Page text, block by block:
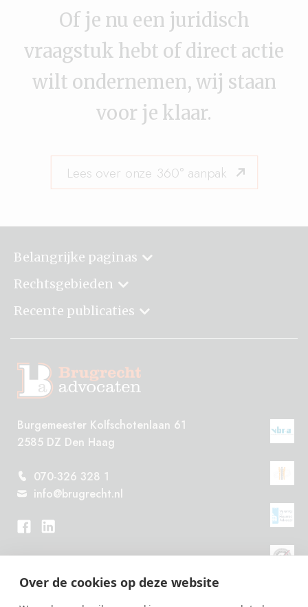
Over de cookies op deze website
Of je nu een juridisch
vraagstuk hebt of direct actie
wilt ondernemen, wij staan
voor je klaar.
Lees over onze 360° aanpak
Belangrijke paginas
Rechtsgebieden
Recente publicaties
Burgemeester Kolfschotenlaan 61
2585 DZ Den Haag
070-326 328 1
info@brugrecht.nl